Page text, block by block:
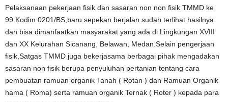
Pelaksanaan pekerjaan fisik dan sasaran non non fisik TMMD ke
99 Kodim 0201/BS,baru sepekan berjalan sudah terlihat hasilnya
dan bisa dimanfaatkan masyarakat yang ada di Lingkungan XVIII
dan XX Kelurahan Sicanang, Belawan, Medan.Selain pengerjaan
fisik,Satgas TMMD juga bekerjasama berbagai pihak mengadakan
sasaran non fisik berupa penyuluhan pertanian tentang cara
pembuatan ramuan organik Tanah ( Rotan ) dan Ramuan Organik
hama ( Roma) serta ramuan organik Ternak ( Roter ) kepada para